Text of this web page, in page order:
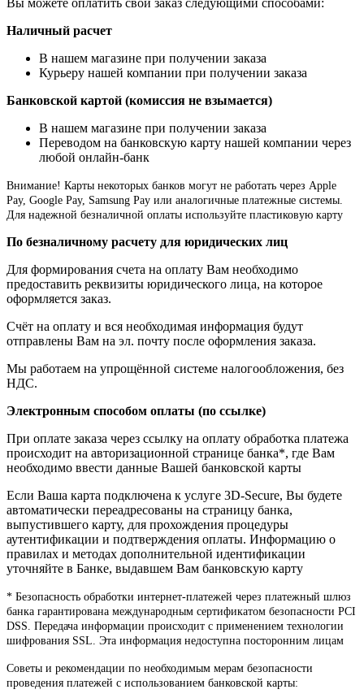
Вы можете оплатить свой заказ следующими способами:
Наличный расчет
В нашем магазине при получении заказа
Курьеру нашей компании при получении заказа
Банковской картой (комиссия не взымается)
В нашем магазине при получении заказа
Переводом на банковскую карту нашей компании через
любой онлайн-банк
Внимание! Карты некоторых банков могут не работать через Apple
Pay, Google Pay, Samsung Pay или аналогичные платежные системы.
Для надежной безналичной оплаты используйте пластиковую карту
По безналичному расчету для юридических лиц
Для формирования счета на оплату Вам необходимо
предоставить реквизиты юридического лица, на которое
оформляется заказ.
Счёт на оплату и вся необходимая информация будут
отправлены Вам на эл. почту после оформления заказа.
Мы работаем на упрощённой системе налогообложения, без
НДС.
Электронным способом оплаты (по ссылке)
При оплате заказа через ссылку на оплату обработка платежа
происходит на авторизационной странице банка*, где Вам
необходимо ввести данные Вашей банковской карты
Если Ваша карта подключена к услуге 3D-Secure, Вы будете
автоматически переадресованы на страницу банка,
выпустившего карту, для прохождения процедуры
аутентификации и подтверждения оплаты. Информацию о
правилах и методах дополнительной идентификации
уточняйте в Банке, выдавшем Вам банковскую карту
* Безопасность обработки интернет-платежей через платежный шлюз
банка гарантирована международным сертификатом безопасности PCI
DSS. Передача информации происходит с применением технологии
шифрования SSL. Эта информация недоступна посторонним лицам
Советы и рекомендации по необходимым мерам безопасности
проведения платежей с использованием банковской карты: